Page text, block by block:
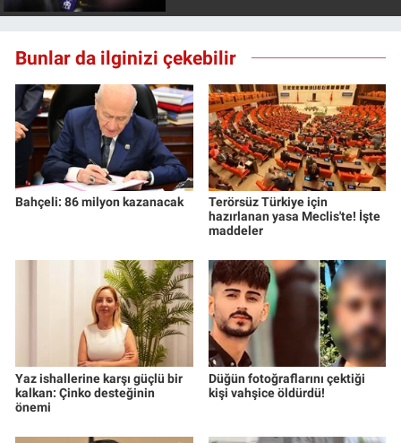
Bunlar da ilginizi çekebilir
Bahçeli: 86 milyon kazanacak
Terörsüz Türkiye için
hazırlanan yasa Meclis'te! İşte
maddeler
Yaz ishallerine karşı güçlü bir
kalkan: Çinko desteğinin
önemi
Düğün fotoğraflarını çektiği
kişi vahşice öldürdü!